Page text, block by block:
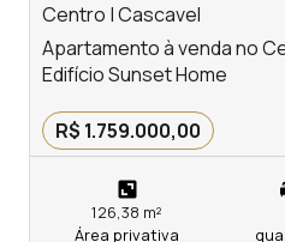
Centro | Cascavel
Apartamento à venda no
Edifício Sunset Home
R$ 1.759.000,00
126,38 m²
Área privativa